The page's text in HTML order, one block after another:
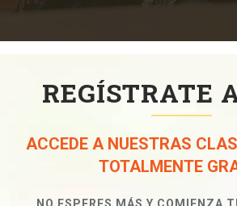
REGÍSTRATE
ACCEDE A NUESTRAS
TOTALMENTE
NO ESPERES MÁS Y COMIENZA